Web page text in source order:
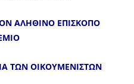
ΑΛΗΘΙΝΟ ΕΠΙΣΚΟΠΟ
ΤΩΝ ΟΙΚΟΥΜΕΝΙΣΤΩΝ